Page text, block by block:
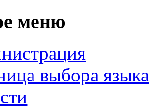
меню
выбора языка